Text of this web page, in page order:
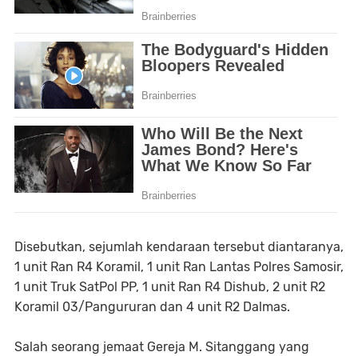
Disebutkan, sejumlah kendaraan tersebut diantaranya,
1 unit Ran R4 Koramil, 1 unit Ran Lantas Polres Samosir,
1 unit Truk SatPol PP, 1 unit Ran R4 Dishub, 2 unit R2
Koramil 03/Pangururan dan 4 unit R2 Dalmas.
Salah seorang jemaat Gereja M. Sitanggang yang